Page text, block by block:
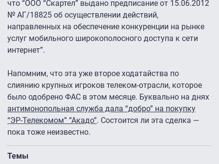
что “ООО “Скартел” выдано предписание от 15.06.2012
№ АГ/18825 об осуществлении действий,
направленных на обеспечение конкуренции на рынке
услуг мобильного широкополосного доступа к сети
интернет”.
Напомним, что эта уже второе ходатайства по
слиянию крупных игроков телеком-отрасли, которое
было одобрено ФАС в этом месяце. Буквально на днях
антимонопольная служба дала “добро” на покупку
“ЭР-Телекомом” “Акадо”. Состоится ли эта сделка —
пока тоже неизвестно.
Темы